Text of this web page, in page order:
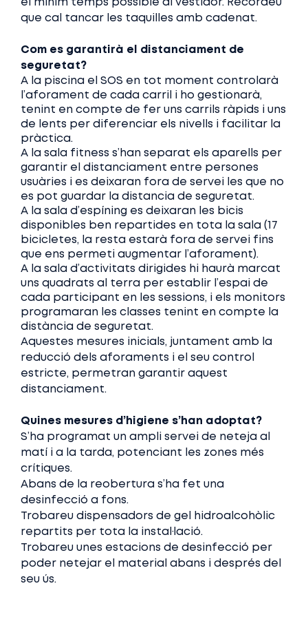
el mínim temps possible al vestidor. Recordeu
que cal tancar les taquilles amb cadenat.
Com es garantirà el distanciament de
seguretat?
A la piscina el SOS en tot moment controlarà
l’aforament de cada carril i ho gestionarà,
tenint en compte de fer uns carrils ràpids i uns
de lents per diferenciar els nivells i facilitar la
pràctica.
A la sala fitness s’han separat els aparells per
garantir el distanciament entre persones
usuàries i es deixaran fora de servei les que no
es pot guardar la distancia de seguretat.
A la sala d’espíning es deixaran les bicis
disponibles ben repartides en tota la sala (17
bicicletes, la resta estarà fora de servei fins
que ens permeti augmentar l’aforament).
A la sala d’activitats dirigides hi haurà marcat
uns quadrats al terra per establir l’espai de
cada participant en les sessions, i els monitors
programaran les classes tenint en compte la
distància de seguretat.
Aquestes mesures inicials, juntament amb la
reducció dels aforaments i el seu control
estricte, permetran garantir aquest
distanciament.
Quines mesures d’higiene s’han adoptat?
S’ha programat un ampli servei de neteja al
matí i a la tarda, potenciant les zones més
crítiques.
Abans de la reobertura s’ha fet una
desinfecció a fons.
Trobareu dispensadors de gel hidroalcohòlic
repartits per tota la instal·lació.
Trobareu unes estacions de desinfecció per
poder netejar el material abans i després del
seu ús.